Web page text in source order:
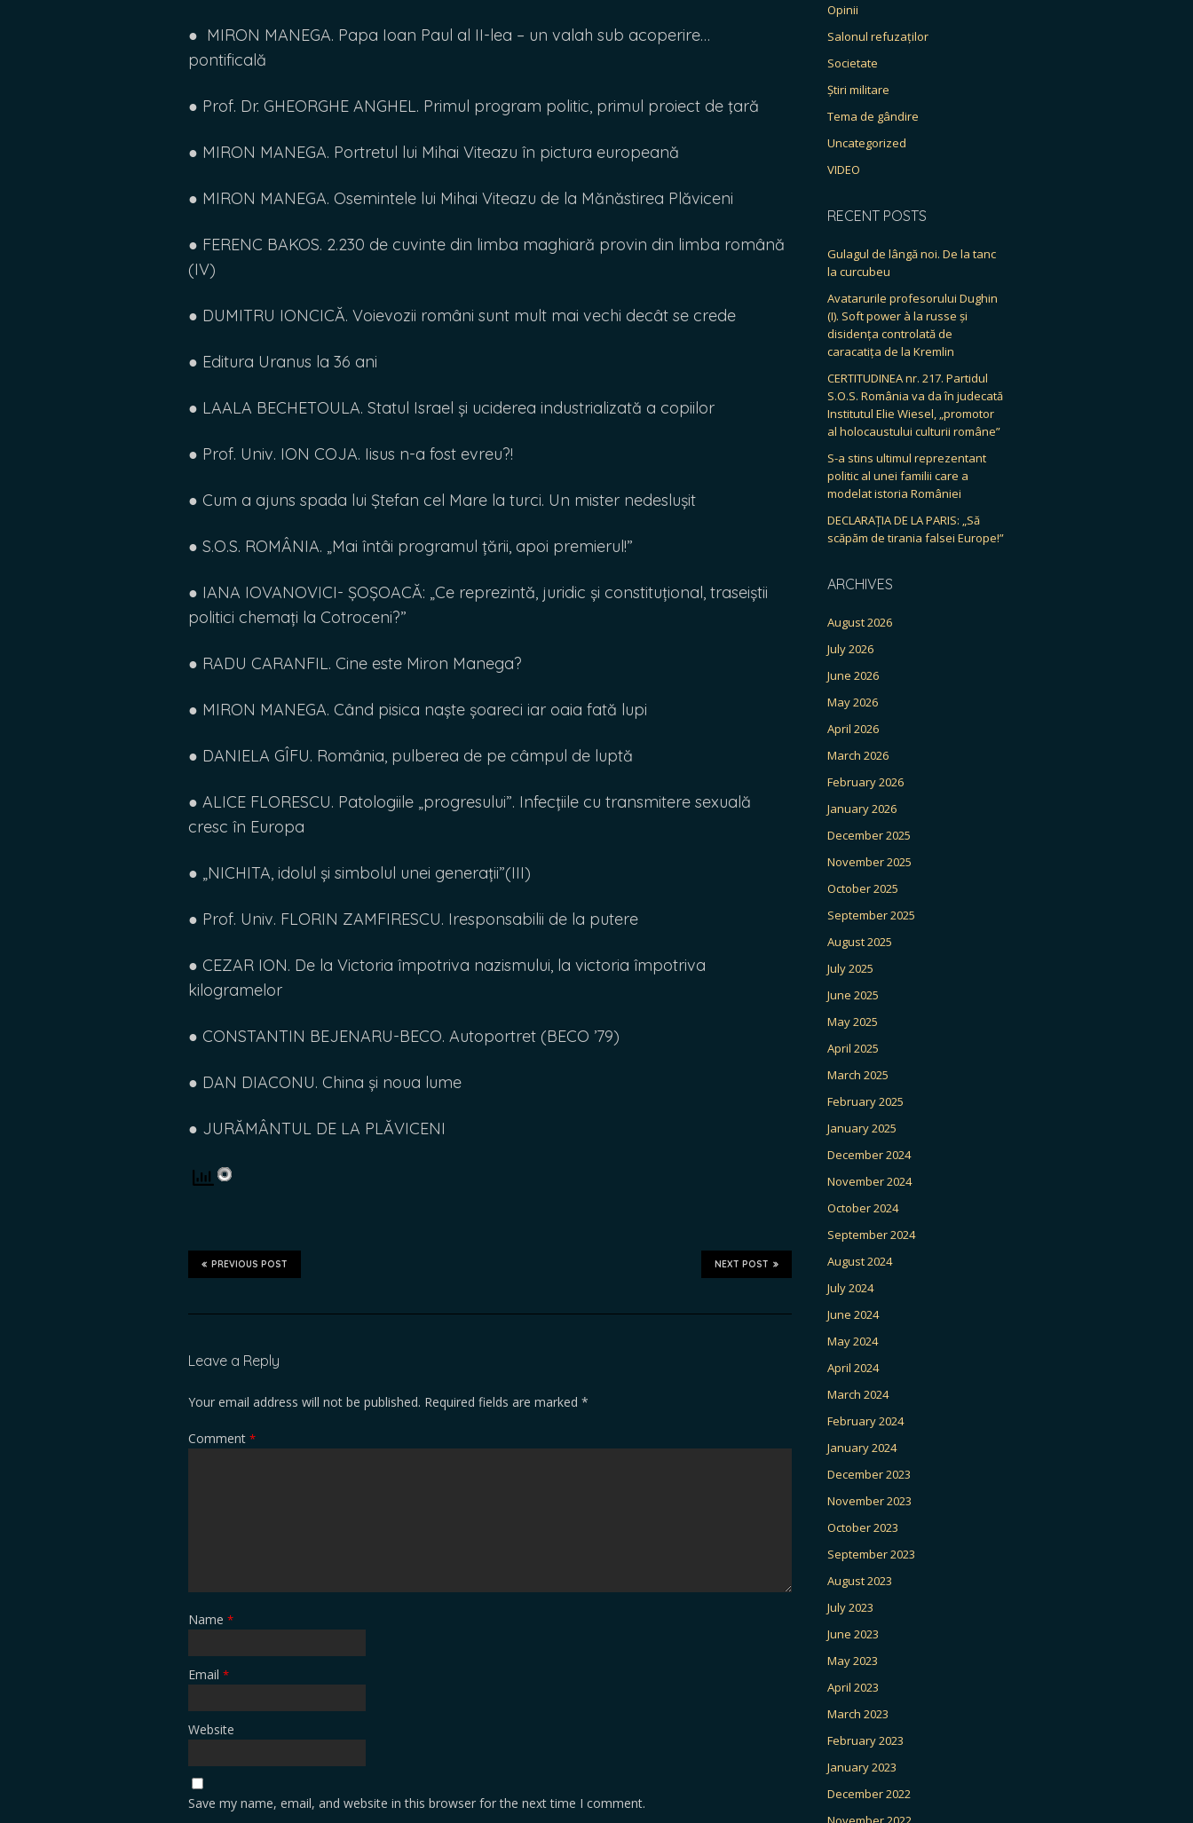
● MIRON MANEGA. Papa Ioan Paul al II-lea – un valah sub acoperire…
pontificală
● Prof. Dr. GHEORGHE ANGHEL. Primul program politic, primul proiect de ţară
● MIRON MANEGA. Portretul lui Mihai Viteazu în pictura europeană
● MIRON MANEGA. Osemintele lui Mihai Viteazu de la Mănăstirea Plăviceni
● FERENC BAKOS. 2.230 de cuvinte din limba maghiară provin din limba română
(IV)
● DUMITRU IONCICĂ. Voievozii români sunt mult mai vechi decât se crede
● Editura Uranus la 36 ani
● LAALA BECHETOULA. Statul Israel și uciderea industrializată a copiilor
● Prof. Univ. ION COJA. Iisus n-a fost evreu?!
● Cum a ajuns spada lui Ștefan cel Mare la turci. Un mister nedeslușit
● S.O.S. ROMÂNIA. „Mai întâi programul țării, apoi premierul!”
● IANA IOVANOVICI- ȘOȘOACĂ: „Ce reprezintă, juridic și constituțional, traseiștii
politici chemați la Cotroceni?”
● RADU CARANFIL. Cine este Miron Manega?
● MIRON MANEGA. Când pisica naște șoareci iar oaia fată lupi
● DANIELA GÎFU. România, pulberea de pe câmpul de luptă
● ALICE FLORESCU. Patologiile „progresului”. Infecțiile cu transmitere sexuală
cresc în Europa
● „NICHITA, idolul și simbolul unei generații”(III)
● Prof. Univ. FLORIN ZAMFIRESCU. Iresponsabilii de la putere
● CEZAR ION. De la Victoria împotriva nazismului, la victoria împotriva
kilogramelor
● CONSTANTIN BEJENARU-BECO. Autoportret (BECO ’79)
● DAN DIACONU. China și noua lume
● JURĂMÂNTUL DE LA PLĂVICENI
NEXT POST
PREVIOUS POST
Leave a Reply
Your email address will not be published. Required fields are marked *
Comment *
Name *
Email *
Website
Save my name, email, and website in this browser for the next time I comment.
Opinii
Salonul refuzaților
Societate
Știri militare
Tema de gândire
Uncategorized
VIDEO
RECENT POSTS
Gulagul de lângă noi. De la tanc
la curcubeu
Avatarurile profesorului Dughin
(I). Soft power à la russe și
disidența controlată de
caracatița de la Kremlin
CERTITUDINEA nr. 217. Partidul
S.O.S. România va da în judecată
Institutul Elie Wiesel, „promotor
al holocaustului culturii române”
S-a stins ultimul reprezentant
politic al unei familii care a
modelat istoria României
DECLARAȚIA DE LA PARIS: „Să
scăpăm de tirania falsei Europe!”
ARCHIVES
August 2026
July 2026
June 2026
May 2026
April 2026
March 2026
February 2026
January 2026
December 2025
November 2025
October 2025
September 2025
August 2025
July 2025
June 2025
May 2025
April 2025
March 2025
February 2025
January 2025
December 2024
November 2024
October 2024
September 2024
August 2024
July 2024
June 2024
May 2024
April 2024
March 2024
February 2024
January 2024
December 2023
November 2023
October 2023
September 2023
August 2023
July 2023
June 2023
May 2023
April 2023
March 2023
February 2023
January 2023
December 2022